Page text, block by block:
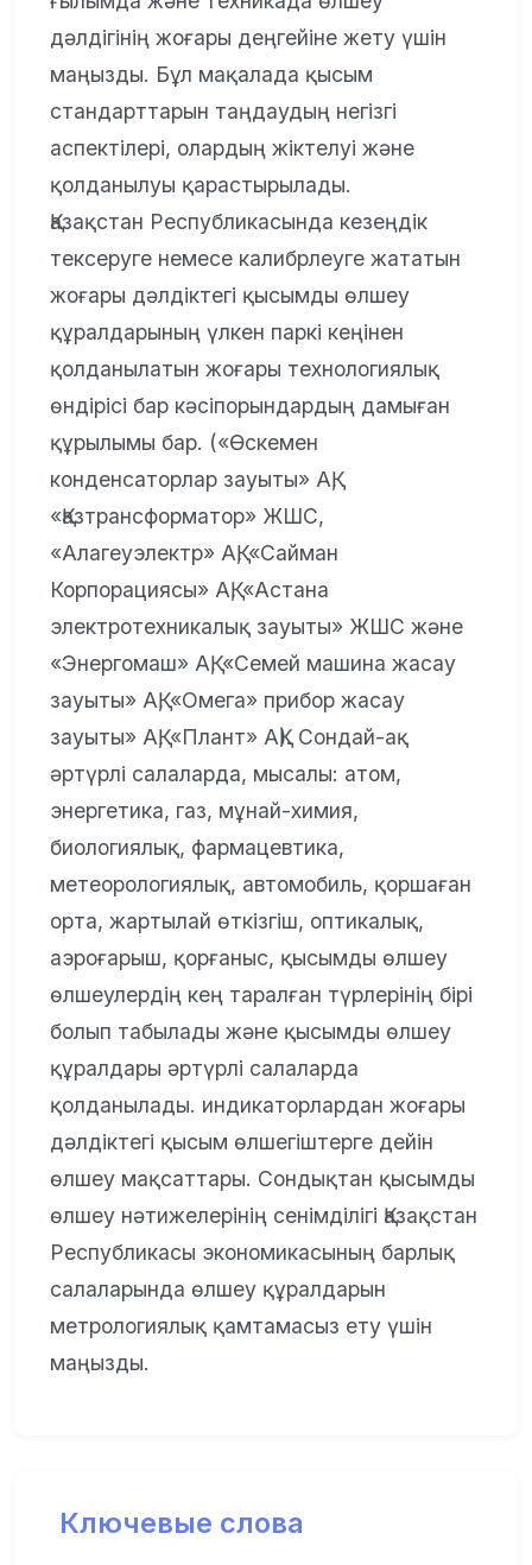
дәлдігінің жоғары деңгейіне жету үшін
маңызды. Бұл мақалада қысым
стандарттарын таңдаудың негізгі
аспектілері, олардың жіктелуі және
қолданылуы қарастырылады.
Қазақстан Республикасында кезеңдік
тексеруге немесе калибрлеуге жататын
жоғары дәлдіктегі қысымды өлшеу
құралдарының үлкен паркі кеңінен
қолданылатын жоғары технологиялық
өндірісі бар кәсіпорындардың дамыған
құрылымы бар. («Өскемен
конденсаторлар зауыты» АҚ,
«Қазтрансформатор» ЖШС,
«Алагеуэлектр» АҚ, «Сайман
Корпорациясы» АҚ, «Астана
электротехникалық зауыты» ЖШС және
«Энергомаш» АҚ, «Семей машина жасау
зауыты» АҚ, «Омега» прибор жасау
зауыты» АҚ, «Плант» АҚ). Сондай-ақ
әртүрлі салаларда, мысалы: атом,
энергетика, газ, мұнай-химия,
биологиялық, фармацевтика,
метеорологиялық, автомобиль, қоршаған
орта, жартылай өткізгіш, оптикалық,
аэроғарыш, қорғаныс, қысымды өлшеу
өлшеулердің кең таралған түрлерінің бірі
болып табылады және қысымды өлшеу
құралдары әртүрлі салаларда
қолданылады. индикаторлардан жоғары
дәлдіктегі қысым өлшегіштерге дейін
өлшеу мақсаттары. Сондықтан қысымды
өлшеу нәтижелерінің сенімділігі Қазақстан
Республикасы экономикасының барлық
салаларында өлшеу құралдарын
метрологиялық қамтамасыз ету үшін
маңызды.
Ключевые слова